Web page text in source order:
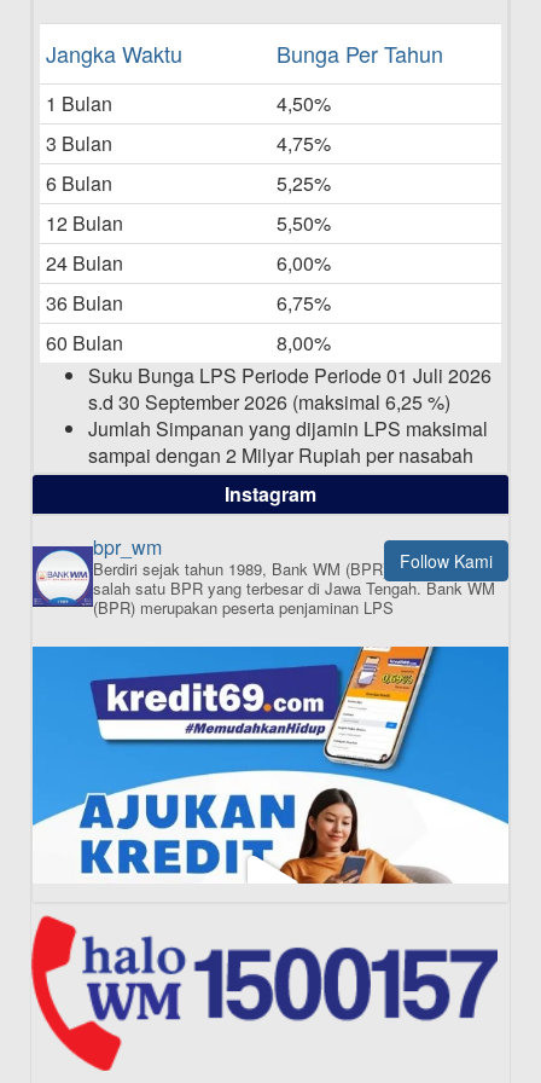
Daftar Pemenang Undian TAMASHA
Bulan Mei 2025
Laporan Keuangan Berkelanjutan
06-05-2025
Daftar Pemenang Undian TAMASHA
Bulan April 2025
15-04-2025
Pengumuman Nama Baru Perusahaan
Jangka Waktu Bunga Per Tahun
1 Bulan
4,50%
3 Bulan
4,75%
6 Bulan
5,25%
12 Bulan
5,50%
24 Bulan
6,00%
36 Bulan
6,75%
60 Bulan
8,00%
Suku Bunga LPS Periode Periode 01 Juli 2026
s.d 30 September 2026 (maksimal 6,25 %)
Jumlah Simpanan yang dijamin LPS maksimal
sampai dengan 2 Milyar Rupiah per nasabah
dalam satu bank
ISI APLIKASI SEKARANG
Instagram
Follow Kami
bpr_wm
Berdiri sejak tahun 1989, Bank WM (BPR) merupakan
salah satu BPR yang terbesar di Jawa Tengah.Bank WM
(BPR) merupakan peserta penjaminan LPS